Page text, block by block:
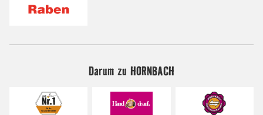
Darum zu HORNBACH